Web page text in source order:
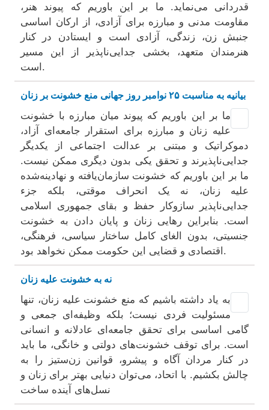
قدردانی می‌نماید. ما بر این باوریم که پیوند هنر،
مقاومت مدنی و مبارزه برای آزادی، از ارکان اساسی
جنبش زن، زندگی، آزادی است و ایستادن در کنار
هنرمندان متعهد، بخشی جدایی‌ناپذیر از این مسیر
است.
بیانیه به مناسبت ۲۵ نوامبر روز جهانی منع خشونت بر زنان
ما بر این باوریم که پیوند میان مبارزه با خشونت
علیه زنان و مبارزه برای استقرار جامعه‌ای آزاد،
دموکراتیک و مبتنی بر عدالت اجتماعی از یکدیگر
جدایی‌ناپذیرند و تحقق یکی بدون دیگری ممکن نیست.
ما بر این باوریم که خشونت سازمان‌یافته و نهادینه‌شده
علیه زنان، نه یک انحراف موقتی، بلکه جزء
جدایی‌ناپذیر سازوکار حفظ و بقای جمهوری اسلامی
است. بنابراین رهایی زنان و پایان دادن به خشونت
جنسیتی، بدون الغای کامل ساختار سیاسی، فرهنگی،
اقتصادی و قضایی این حکومت ممکن نخواهد بود.
نه به خشونت علیه زنان
به یاد داشته باشیم که منع خشونت علیه زنان، تنها
مسئولیت فردی نیست؛ بلکه وظیفه‌ای جمعی و
گامی اساسی برای تحقق جامعه‌ای عادلانه و انسانی
است. برای توقف خشونت‌های دولتی و خانگی، ما باید
در کنار مردان آگاه و پیشرو، قوانین زن‌ستیز را به
چالش بکشیم. با اتحاد، می‌توان دنیایی بهتر برای زنان و
نسل‌های آینده ساخت